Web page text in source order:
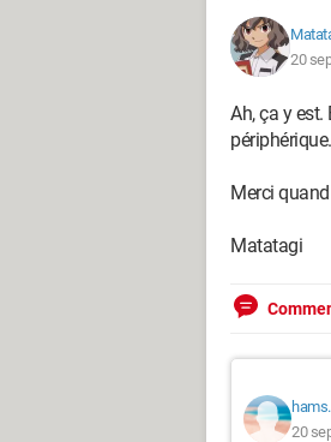
20
Ah, ça y
Merci
Matatagi
20